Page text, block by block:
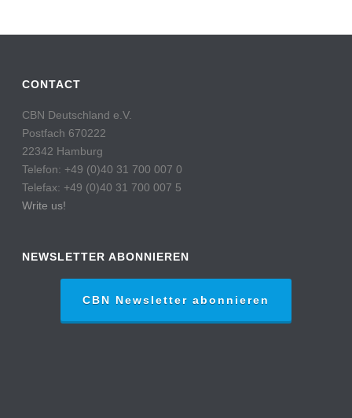
CONTACT
CBN Deutschland e.V.
Postfach 670222
22342 Hamburg
Telefon: +49 (0)40 31 700 007 0
Telefax: +49 (0)40 31 700 007 5
Write us!
NEWSLETTER ABONNIEREN
CBN Newsletter abonnieren